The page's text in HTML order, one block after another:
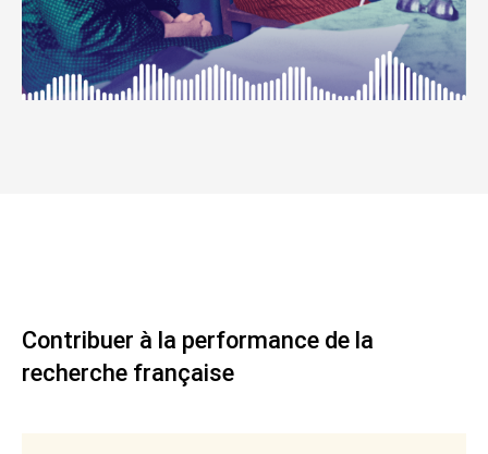
Contribuer à la performance de la
recherche française